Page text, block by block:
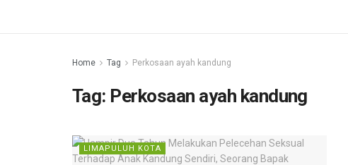
Home Tag Perkosaan ayah kandung
Tag: Perkosaan ayah kandung
LIMAPULUH KOTA